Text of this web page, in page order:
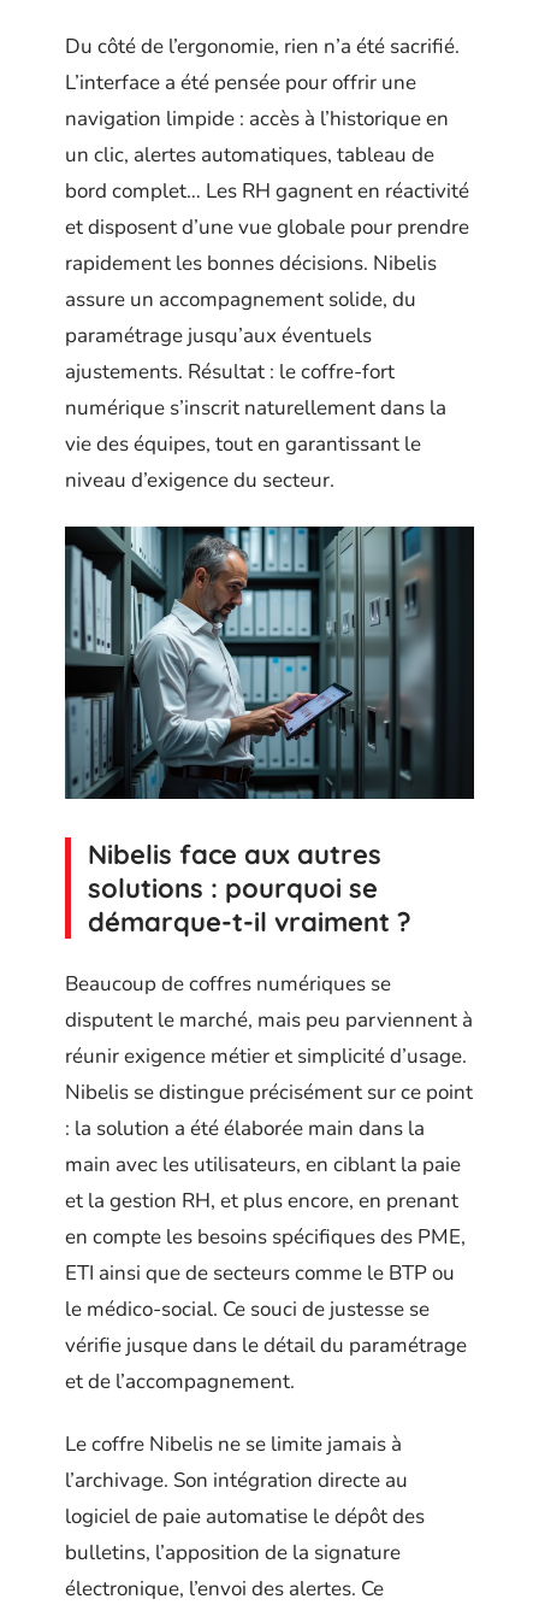
Du côté de l’ergonomie, rien n’a été sacrifié.
L’interface a été pensée pour offrir une
navigation limpide : accès à l’historique en
un clic, alertes automatiques, tableau de
bord complet… Les RH gagnent en réactivité
et disposent d’une vue globale pour prendre
rapidement les bonnes décisions. Nibelis
assure un accompagnement solide, du
paramétrage jusqu’aux éventuels
ajustements. Résultat : le coffre-fort
numérique s’inscrit naturellement dans la
vie des équipes, tout en garantissant le
niveau d’exigence du secteur.
Nibelis face aux autres
solutions : pourquoi se
démarque-t-il vraiment ?
Beaucoup de coffres numériques se
disputent le marché, mais peu parviennent à
réunir exigence métier et simplicité d’usage.
Nibelis se distingue précisément sur ce point
: la solution a été élaborée main dans la
main avec les utilisateurs, en ciblant la paie
et la gestion RH, et plus encore, en prenant
en compte les besoins spécifiques des PME,
ETI ainsi que de secteurs comme le BTP ou
le médico-social. Ce souci de justesse se
vérifie jusque dans le détail du paramétrage
et de l’accompagnement.
Le coffre Nibelis ne se limite jamais à
l’archivage. Son intégration directe au
logiciel de paie automatise le dépôt des
bulletins, l’apposition de la signature
électronique, l’envoi des alertes. Ce